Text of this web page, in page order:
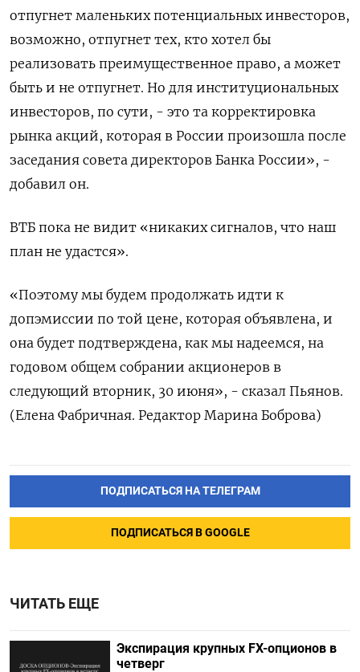
отпугнет маленьких потенциальных инвесторов,
возможно, отпугнет тех, кто хотел бы
реализовать преимущественное право, а может
быть и не отпугнет. Но для институциональных
инвесторов, по сути, - это та корректировка
рынка акций, которая в России произошла после
заседания совета директоров Банка России», - ​
добавил он.
ВТБ ⁠пока не видит «никаких сигналов, что наш
план не удастся».
«Поэтому мы будем продолжать идти ‌к
допэмиссии по той цене, которая объявлена, и
‌она будет подтверждена, как мы надеемся, на
годовом общем собрании акционеров ​в
следующий вторник, 30 июня», - сказал ‌Пьянов.
(Елена Фабричная. Редактор Марина Боброва)
ПОДПИСАТЬСЯ НА ТЕЛЕГРАМ
ПОДПИСАТЬСЯ В GOOGLE
ЧИТАТЬ ЕЩЕ
Экспирация крупных FX-опционов в
четверг